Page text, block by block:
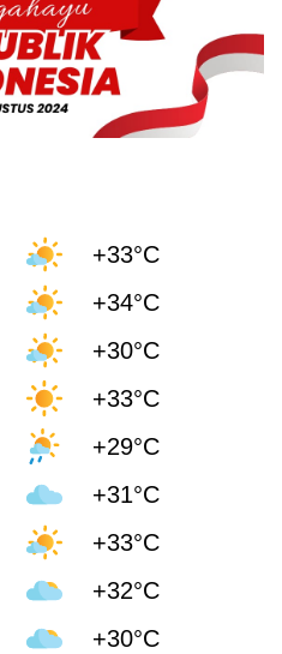
+33°C
+34°C
+30°C
+33°C
+29°C
+31°C
+33°C
+32°C
+30°C